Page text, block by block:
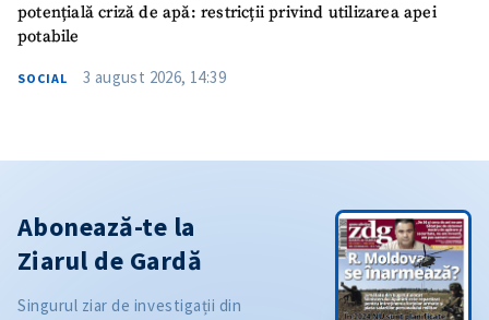
potențială criză de apă: restricții privind utilizarea apei
potabile
SOCIAL 3 august 2026, 14:39
Abonează-te la
Ziarul de Gardă
Singurul ziar de investigații din